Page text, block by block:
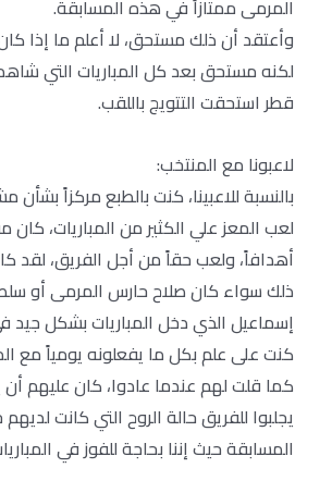
المرمى ممتازاً في هذه المسابقة.
وأعتقد أن ذلك مستحق، لا أعلم ما إذا
لكنه مستحق بعد كل المباريات التي
قطر استحقت التتويج باللقب.
لاعبونا مع المنتخب:
بالنسبة للاعبينا، كنت بالطبع مركزاً بشأن
لعب المعز علي الكثير من المباريات، كان
أهدافاً، ولعب حقاً من أجل الفريق، لقد
ذلك سواء كان صلاح حارس المرمى أو
إسماعيل الذي دخل المباريات بشكل
كنت على علم بكل ما يفعلونه يومياً مع
كما قلت لهم عندما عادوا، كان عليهم
يجلبوا للفريق حالة الروح التي كانت
المسابقة حيث إننا بحاجة للفوز في